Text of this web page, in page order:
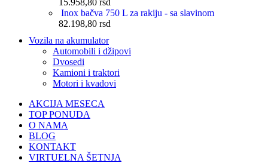
Inox bačva 750 L za rakiju - sa slavinom
82.198,80 rsd
Vozila na akumulator
Automobili i džipovi
Dvosedi
Kamioni i traktori
Motori i kvadovi
AKCIJA MESECA
TOP PONUDA
O NAMA
BLOG
KONTAKT
VIRTUELNA ŠETNJA